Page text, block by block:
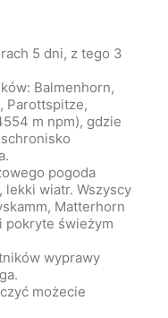
5 dni, z tego 3
Balmenhorn,
Parottspitze,
m npm), gdzie
pogoda
lekki wiatr. Wszyscy
Matterhorn
pokryte świeżym
wyprawy
możecie